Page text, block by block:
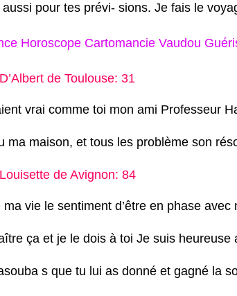
pour tes prévi- sions. Je fais le
Horoscope Cartomancie Vaudou
D’Albert de Toulouse: 31
vrai comme toi mon ami Professeur
ma maison, et tous les problème son
Louisette de Avignon: 84
vie le sentiment d’être en phase avec
ça et je le dois à toi Je suis heureuse
s que tu lui as donné et gagné la